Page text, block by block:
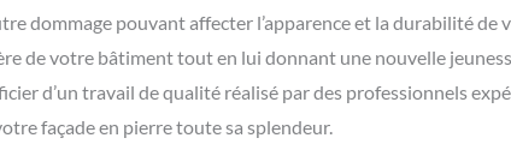
dommage pouvant affecter l’apparence et la durabilité de
de votre bâtiment tout en lui donnant une nouvelle
d’un travail de qualité réalisé par des professionnels
façade en pierre toute sa splendeur.